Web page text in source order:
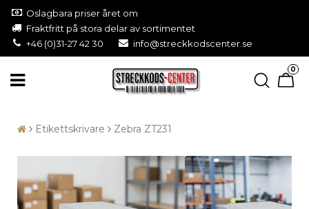
Oslagbara priser året om
Fraktfritt på stora delar av sortimentet
+46 (0)31-27 42 30
info@streckkodscenter.se
0
Etikettskrivare Zebra ZT231